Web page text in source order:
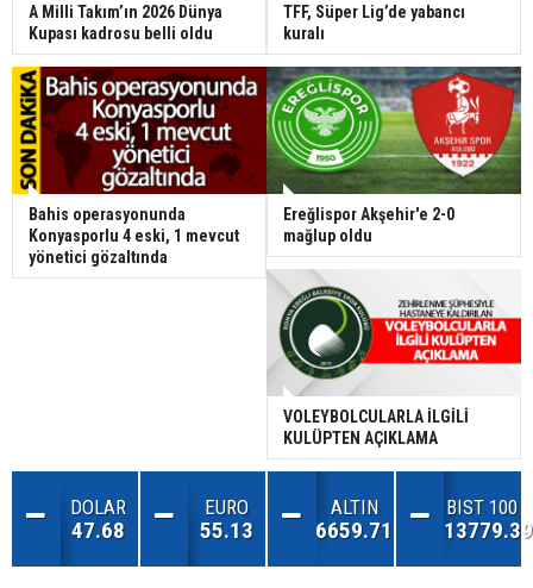
A Milli Takım’ın 2026 Dünya
Kupası kadrosu belli oldu
TFF, Süper Lig’de yabancı
kuralı
Bahis operasyonunda
Konyasporlu 4 eski, 1 mevcut
yönetici gözaltında
Ereğlispor Akşehir'e 2-0
mağlup oldu
VOLEYBOLCULARLA İLGİLİ
KULÜPTEN AÇIKLAMA
DOLAR
47.68
EURO
55.13
ALTIN
6659.71
BIST 100
13779.39